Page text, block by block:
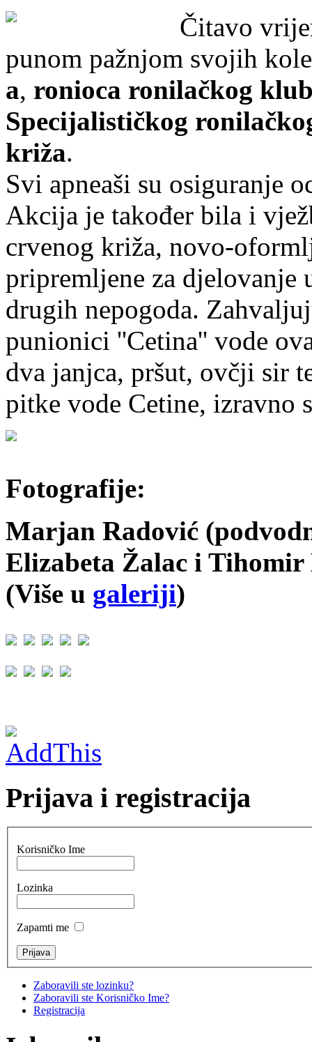
Čitavo
punom pažnjom svojih
a, ronioca ronilačkog
Specijalističkog
križa.
Svi apneaši su osiguranje
Akcija je također bila i
crvenog križa, novo-
pripremljene za djelovanje
drugih nepogoda.
punionici ''Cetina'' vode
dva janjca, pršut, ovčji sir
pitke vode Cetine, izravno
Fotografije:
Marjan Radović
Elizabeta Žalac i Tihomir
(Više u galeriji)
Prijava i registracija
Korisničko Ime
Lozinka
Zapamti me
Zaboravili ste lozinku?
Zaboravili ste Korisničko Ime?
Registracija